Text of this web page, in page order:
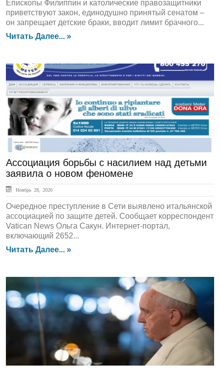
Епископы Филиппин и католические правозащитники
приветствуют закон, единодушно принятый сенатом –
он запрещает детские браки, вводит лимит брачного...
Читать Далее... »
ЛЕНТА НОВОСТЕЙ
Ассоциация борьбы с насилием над детьми
заявила о новом феномене
Ноябрь 28, 2020
Очередное преступление в Сети выявлено итальянской
ассоциацией по защите детей. Сообщает корреспондент
Vatican News Ольга Сакун. Интернет-портал,
включающий 2652...
Читать Далее... »
ЛЕНТА НОВОСТЕЙ